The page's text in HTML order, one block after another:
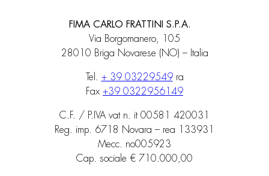
FIMA CARLO FRATTINI S.P.A.
Via Borgomanero, 105
28010 Briga Novarese (NO) – Italia
Tel. + 39 03229549ra
Fax +39 0322956149
C.F. / P.IVA vat n. it 00581 420031
Reg. imp. 6718 Novara – rea 133931
Mecc. no005923
Cap. sociale € 710.000,00